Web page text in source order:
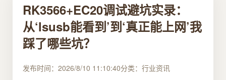
RK3566+EC20调试避坑实录：
从‘lsusb能看到’到‘真正能上网’我
踩了哪些坑？
发布时间：2026/8/10 11:10:40分类：行业资讯